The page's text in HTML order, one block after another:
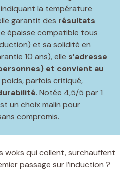
la température
garantit des résultats
épaisse compatible tous
et sa solidité en
10 ans), elle s’adresse
et convient au
poids, parfois critiqué,
. Notée 4,5/5 par 1
un choix malin pour
compromis.
woks qui collent, surchauffent
passage sur l’induction ?